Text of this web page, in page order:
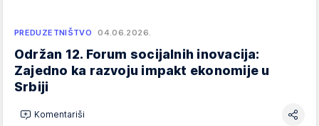
PREDUZETNIŠTVO 04.06.2026.
Održan 12. Forum socijalnih inovacija:
Zajedno ka razvoju impakt ekonomije u
Srbiji
Komentariši